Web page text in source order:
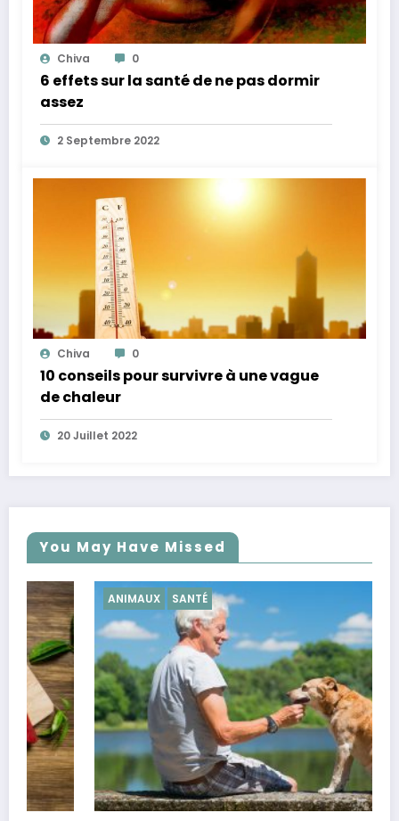
Chiva 0
6 effets sur la santé de ne pas dormir
assez
2 Septembre 2022
Chiva 0
10 conseils pour survivre à une vague
de chaleur
20 Juillet 2022
You May Have Missed
ANIMAUX SANTÉ